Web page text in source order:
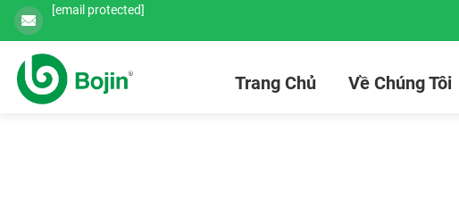
[email protected]
Trang Chủ Về Chúng Tôi